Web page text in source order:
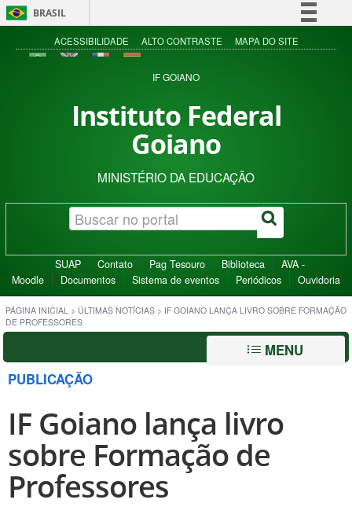
BRASIL
Simplifique!
Acesso à informação
ACESSIBILIDADE ALTO CONTRASTE MAPA DO SITE
IF GOIANO
Instituto Federal
Goiano
MINISTÉRIO DA EDUCAÇÃO
SUAP Contato Pag Tesouro Biblioteca
AVA -
Moodle
Documentos Sistema de eventos Periódicos Ouvidoria
PÁGINA INICIAL > ÚLTIMAS NOTÍCIAS > IF GOIANO LANÇA LIVRO SOBRE FORMAÇÃO
DE PROFESSORES
MENU
PUBLICAÇÃO
IF Goiano lança livro
sobre Formação de
Professores